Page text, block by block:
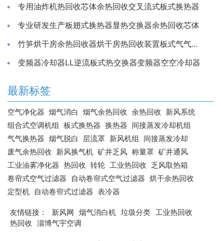
专用油炸机热回收芯体余热回收交叉流式板式换热器
专业研发生产板翅式换热器显热交换器余热回收芯体
竹笋烘干房余热回收器烘干房热回收装置板式气气换热器工厂
变频器冷却器LL逆流板式热交换器变频器空空冷却器
最新标签
空气净化器 烟气消白 烟气余热回收 余热回收 新风系统
组合式空调机组 板式换热器 换热器 间接蒸发冷却机组
气气换热器 烟气脱白 层流罩 新风机组
间接蒸发冷却
废气余热回收 新风换气机 矿井乏风 称量罩 矿井通风
工业油雾净化器 热回收 转轮 工业热回收 乏风取热箱
卷帘式空气过滤器
自动卷帘式空气过滤器 烘干余热回收
定型机 自动卷帘式过滤器 表冷器
友情链接： 新风网 烟气消白机 垃圾分类 工业热回收
热回收 淄博气宇空调